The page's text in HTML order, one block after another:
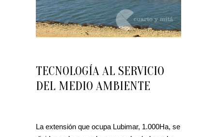
TECNOLOGÍA AL SERVICIO
DEL MEDIO AMBIENTE
La extensión que ocupa Lubimar, 1.000Ha, se